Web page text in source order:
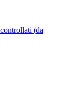
(da